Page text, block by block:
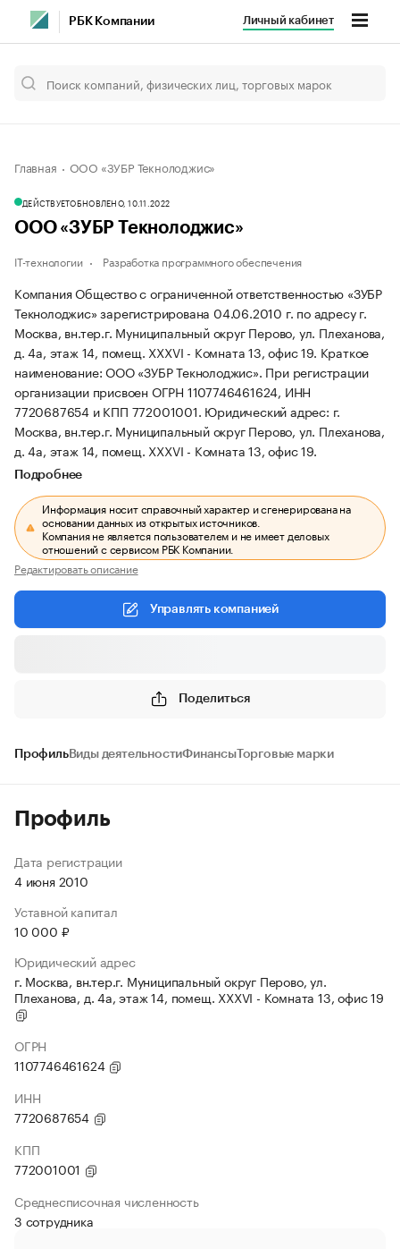
РБК Компании Личный кабинет
Главная ООО «ЗУБР Текнолоджис»
ДЕЙСТВУЕТОБНОВЛЕНО, 10.11.2022
ООО «ЗУБР Текнолоджис»
IT-технологии Разработка программного обеспечения
Компания Общество с ограниченной ответственностью «ЗУБР
Текнолоджис» зарегистрирована 04.06.2010 г. по адресу г.
Москва, вн.тер.г. Муниципальный округ Перово, ул. Плеханова,
д. 4а, этаж 14, помещ. XXXVI - Комната 13, офис 19. Краткое
наименование: ООО «ЗУБР Текнолоджис». При регистрации
организации присвоен ОГРН 1107746461624, ИНН
7720687654 и КПП 772001001. Юридический адрес: г.
Москва, вн.тер.г. Муниципальный округ Перово, ул. Плеханова,
д. 4а, этаж 14, помещ. XXXVI - Комната 13, офис 19.
Подробнее
Информация носит справочный характер и сгенерирована на
основании данных из открытых источников.
Компания не является пользователем и не имеет деловых
отношений с сервисом РБК Компании.
Редактировать описание
Управлять компанией
Поделиться
ПрофильВиды деятельностиФинансыТорговые марки
Профиль
Дата регистрации
4 июня 2010
Уставной капитал
10 000 ₽
Юридический адрес
г. Москва, вн.тер.г. Муниципальный округ Перово, ул.
Плеханова, д. 4а, этаж 14, помещ. XXXVI - Комната 13, офис 19
ОГРН
1107746461624
ИНН
7720687654
КПП
772001001
Среднесписочная численность
3 сотрудника